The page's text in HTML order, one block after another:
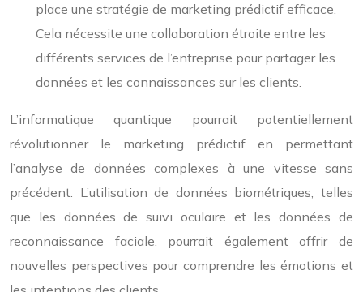
place une stratégie de marketing prédictif efficace.
Cela nécessite une collaboration étroite entre les
différents services de l’entreprise pour partager les
données et les connaissances sur les clients.
L’informatique quantique pourrait potentiellement
révolutionner le marketing prédictif en permettant
l’analyse de données complexes à une vitesse sans
précédent. L’utilisation de données biométriques, telles
que les données de suivi oculaire et les données de
reconnaissance faciale, pourrait également offrir de
nouvelles perspectives pour comprendre les émotions et